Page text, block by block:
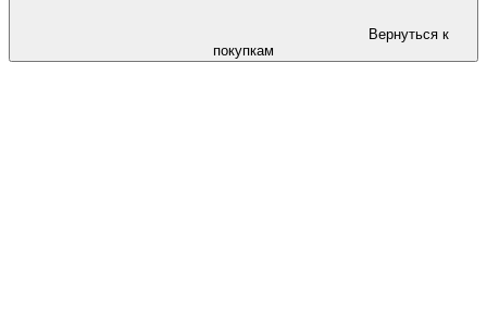
Вернуться к
покупкам